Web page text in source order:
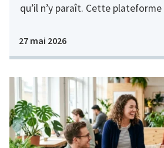
qu’il n’y paraît. Cette
27 mai 2026